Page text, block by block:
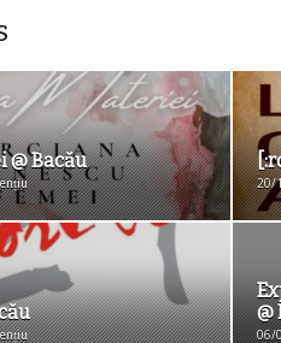
@ Bacău
20/
@
06/